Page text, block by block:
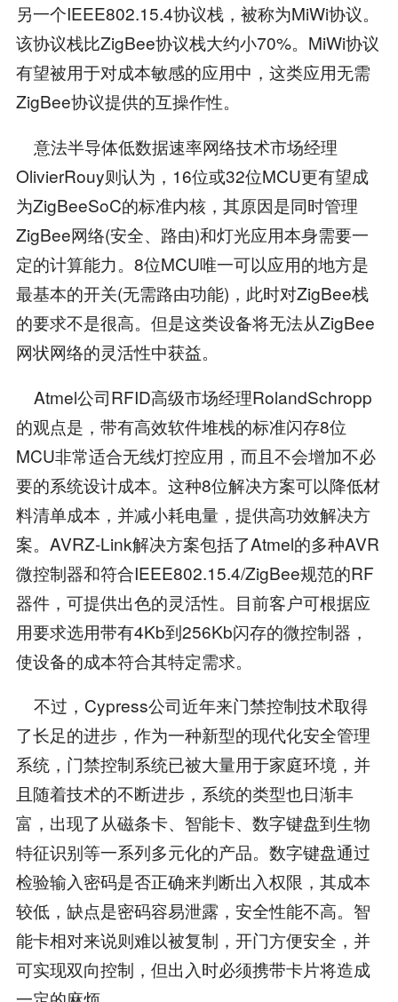
另一个IEEE802.15.4协议栈，被称为MiWi协议。
该协议栈比ZigBee协议栈大约小70%。MiWi协议
有望被用于对成本敏感的应用中，这类应用无需
ZigBee协议提供的互操作性。
意法半导体低数据速率网络技术市场经理
OlivierRouy则认为，16位或32位MCU更有望成
为ZigBeeSoC的标准内核，其原因是同时管理
ZigBee网络(安全、路由)和灯光应用本身需要一
定的计算能力。8位MCU唯一可以应用的地方是
最基本的开关(无需路由功能)，此时对ZigBee栈
的要求不是很高。但是这类设备将无法从ZigBee
网状网络的灵活性中获益。
Atmel公司RFID高级市场经理RolandSchropp
的观点是，带有高效软件堆栈的标准闪存8位
MCU非常适合无线灯控应用，而且不会增加不必
要的系统设计成本。这种8位解决方案可以降低材
料清单成本，并减小耗电量，提供高功效解决方
案。AVRZ-Link解决方案包括了Atmel的多种AVR
微控制器和符合IEEE802.15.4/ZigBee规范的RF
器件，可提供出色的灵活性。目前客户可根据应
用要求选用带有4Kb到256Kb闪存的微控制器，
使设备的成本符合其特定需求。
不过，Cypress公司近年来门禁控制技术取得
了长足的进步，作为一种新型的现代化安全管理
系统，门禁控制系统已被大量用于家庭环境，并
且随着技术的不断进步，系统的类型也日渐丰
富，出现了从磁条卡、智能卡、数字键盘到生物
特征识别等一系列多元化的产品。数字键盘通过
检验输入密码是否正确来判断出入权限，其成本
较低，缺点是密码容易泄露，安全性能不高。智
能卡相对来说则难以被复制，开门方便安全，并
可实现双向控制，但出入时必须携带卡片将造成